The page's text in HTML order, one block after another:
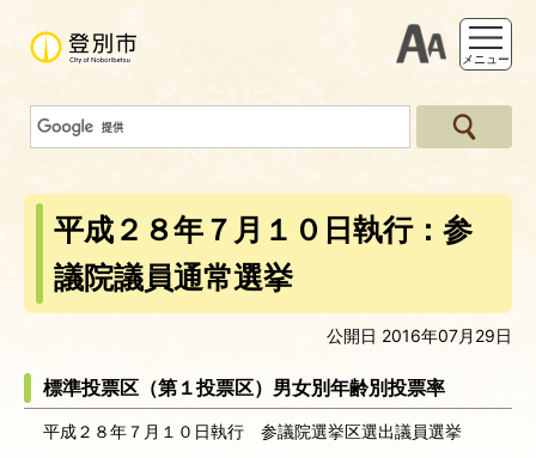
支援ツー
メニュー
平成２８年７月１０日執行：参
議院議員通常選挙
公開日 2016年07月29日
標準投票区（第１投票区）男女別年齢別投票率
平成２８年７月１０日執行 参議院選挙区選出議員選挙